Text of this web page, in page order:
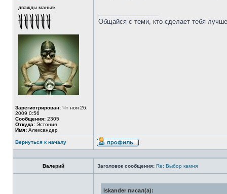
дважды маньяк
Зарегистрирован: Чт ноя 26,
2009 0:56
Сообщения: 2305
Откуда: Эстония
Имя: Александер
Общайся с теми, кто сделает тебя
Вернуться к началу
Валерий Заголовок сообщения: Re: Выбор камня
Iskander писал(а):